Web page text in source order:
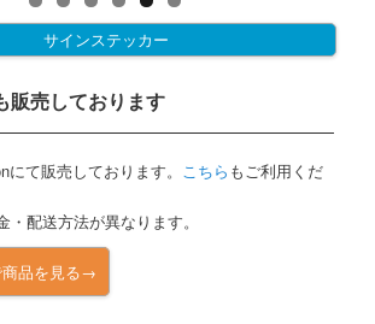
サインステッカー
販売しております
て販売しております。 こちら もご利用くだ
配送方法が異なります。
品を見る→